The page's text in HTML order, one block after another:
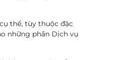
thể, tùy thuộc đặc
những phần Dịch vụ